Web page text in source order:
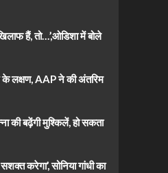
हैं, तो…’,ओडिशा में बोले
लक्षण, AAP ने की अंतरिम
बढ़ेंगी मुश्किलें, हो सकता
करेगा’, सोनिया गांधी का